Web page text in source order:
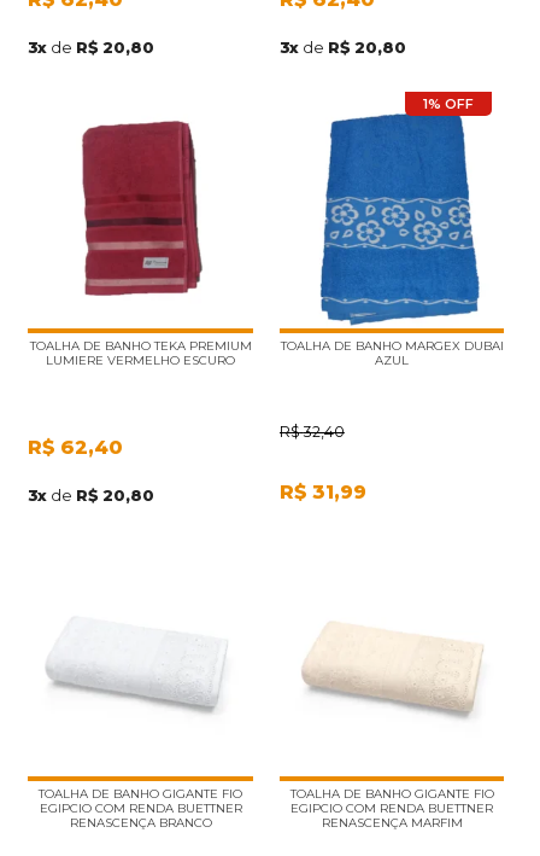
3x de R$ 20,80 3x de R$ 20,80
TOALHA DE BANHO TEKA PREMIUM
LUMIERE VERMELHO ESCURO
R$ 62,40
3x de R$ 20,80
1% OFF
TOALHA DE BANHO MARGEX DUBAI
AZUL
R$ 32,40
R$ 31,99
TOALHA DE BANHO GIGANTE FIO
EGIPCIO COM RENDA BUETTNER
RENASCENÇA BRANCO
TOALHA DE BANHO GIGANTE FIO
EGIPCIO COM RENDA BUETTNER
RENASCENÇA MARFIM